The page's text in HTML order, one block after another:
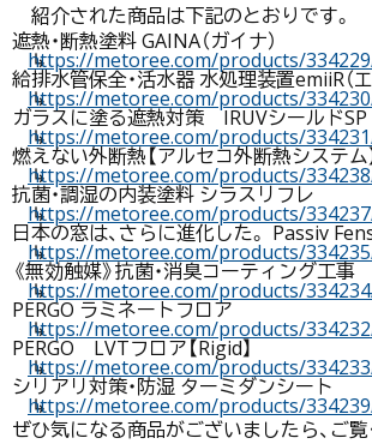
紹介された商品は下記のとおりです。
遮熱・断熱塗料 GAINA（ガイナ）
↳
https://metoree.com/products/
給排水管保全・活水器 水処理装置emiiR（エ
↳
https://metoree.com/products/
ガラスに塗る遮熱対策 IRUVシールドSP
↳
https://metoree.com/products/
燃えない外断熱【アルセコ外断熱システム
↳
https://metoree.com/products/
抗菌・調湿の内装塗料 シラスリフレ
↳
https://metoree.com/products/
日本の窓は、さらに進化した。 Passiv
↳
https://metoree.com/products/
《無効触媒》抗菌・消臭コーティング工事
↳
https://metoree.com/products/
PERGO ラミネートフロア
↳
https://metoree.com/products/
PERGO LVTフロア【Rigid】
↳
https://metoree.com/products/
シリアリ対策・防湿 ターミダンシート
↳
https://metoree.com/products/
ぜひ気になる商品がございましたら、ご覧